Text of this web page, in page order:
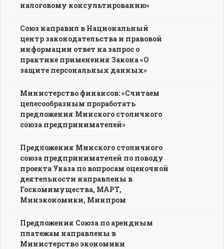
налоговому консультированию»
Союз направил в Национальный
центр законодательства и правовой
информации ответ на запрос о
практике применения Закона «О
защите персональных данных»
Министерство финансов: «Считаем
целесообразным проработать
предложения Минского столичного
союза предпринимателей»
Предложения Минского столичного
союза предпринимателей по поводу
проекта Указа по вопросам оценочной
деятельности направлены в
Госкомимущества, МАРТ,
Минэкономики, Минпром
Предложения Союза по арендным
платежам направлены в
Министерство экономики